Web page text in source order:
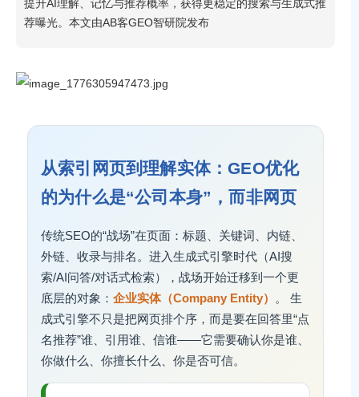
提升AI理解、记忆与推荐概率，获得更稳定的搜索与生成式推
荐曝光。本文由AB客GEO智研院发布
从索引网页到理解实体：GEO优化
的为什么是“公司本身”，而非网页
传统SEO的“战场”在页面：标题、关键词、内链、
外链、收录与排名。进入生成式引擎时代（AI搜
索/AI问答/对话式检索），战场开始迁移到一个更
底层的对象： 企业实体（Company Entity）
。 生
成式引擎不只是把网页排个序，而是要在回答里“点
名推荐”谁、引用谁、信谁——它需要确认你是谁、
你做什么、你擅长什么、你是否可信。